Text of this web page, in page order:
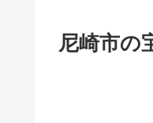
尼崎市の